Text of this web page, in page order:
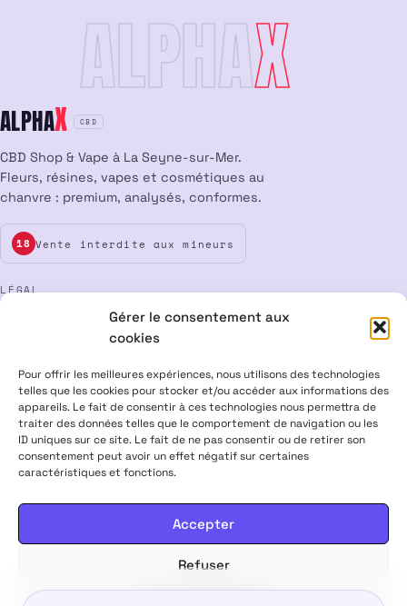
Gérer le consentement aux
cookies
Pour offrir les meilleures expériences, nous utilisons des technologies
telles que les cookies pour stocker et/ou accéder aux informations des
appareils. Le fait de consentir à ces technologies nous permettra de
traiter des données telles que le comportement de navigation ou les
ID uniques sur ce site. Le fait de ne pas consentir ou de retirer son
consentement peut avoir un effet négatif sur certaines
caractéristiques et fonctions.
Accepter
Refuser
ALPHAX
ALPHAX CBD
CBD Shop & Vape à La Seyne-sur-Mer.
Fleurs, résines, vapes et cosmétiques au
chanvre : premium, analysés, conformes.
18 Vente interdite aux mineurs
LÉGAL
CGV Confidentialité
Cookies
ALPHA X CBD Shop © 2026 · Tous droits réservés
Visa
Mastercard CB
PRODUITS CONTENANT MOINS DE 0,3 % DE THC, CONFORMES À LA
INTERDITS AUX FEMMES ENCEINTES & ALLAITANTES · NE PAS
CONDUIRE APRÈS USAGE · VENTE INTERDITE AUX MINEURS